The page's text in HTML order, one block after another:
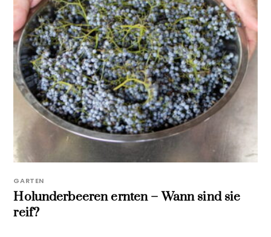
GARTEN
Holunderbeeren ernten – Wann sind sie
reif?